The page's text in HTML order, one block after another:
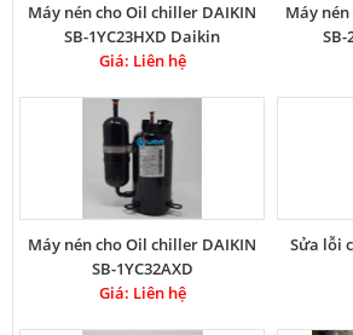
Máy nén cho Oil chiller DAIKIN
SB-1YC23HXD Daikin
Compressor
Giá: Liên hệ
Máy
SB-
Máy nén cho Oil chiller DAIKIN
SB-1YC32AXD
Giá: Liên hệ
Sửa lỗi